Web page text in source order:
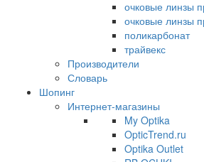
очковые линзы
очковые линзы
поликарбонат
трайвекс
Производители
Словарь
Шопинг
Интернет-магазины
My Optika
OpticTrend.ru
Optika Outlet